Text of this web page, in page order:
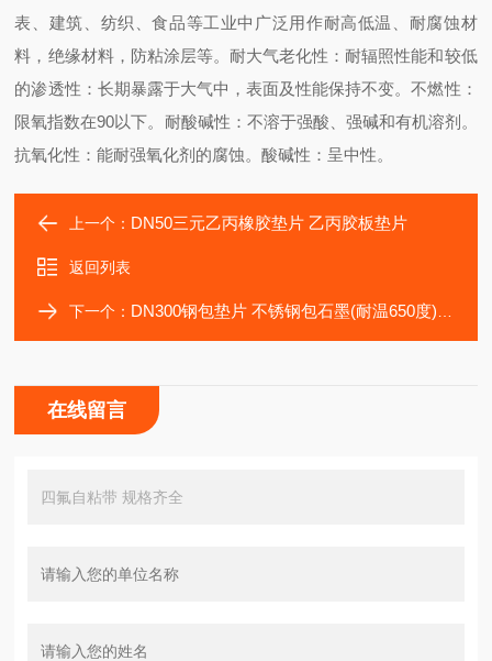
表、建筑、纺织、食品等工业中广泛用作耐高低温、耐腐蚀材
料，绝缘材料，防粘涂层等。 耐大气老化性：耐辐照性能和较低
的渗透性：长期暴露于大气中，表面及性能保持不变。不燃性：
限氧指数在90以下。 耐酸碱性：不溶于强酸、强碱和有机溶剂。
抗氧化性：能耐强氧化剂的腐蚀。酸碱性：呈中性。
上一个： DN50三元乙丙橡胶垫片 乙丙胶板垫片
返回列表
下一个： DN300钢包垫片 不锈钢包石墨(耐温650度)包覆垫片
在线留言